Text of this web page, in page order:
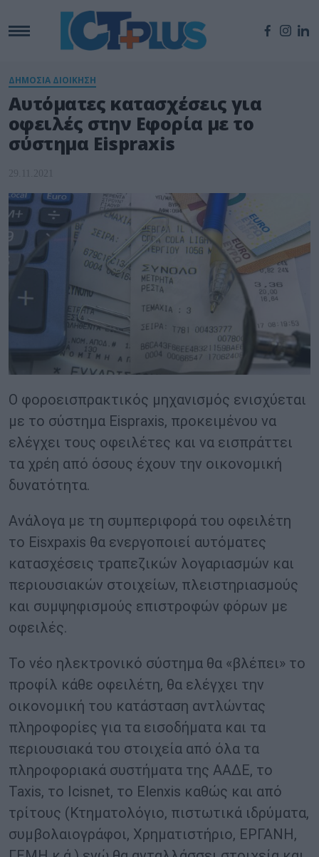
ΔΗΜΟΣΙΑ ΔΙΟΙΚΗΣΗ
Αυτόματες κατασχέσεις για
οφειλές στην Eφορία με το
σύστημα Eispraxis
29.11.2021
Ο φοροεισπρακτικός μηχανισμός ενισχύεται
με το σύστημα Eispraxis, προκειμένου να
ελέγχει τους οφειλέτες και να εισπράττει
τα χρέη από όσους έχουν την οικονομική
δυνατότητα.
Ανάλογα με τη συμπεριφορά του οφειλέτη
το Eisxpaxis θα ενεργοποιεί αυτόματες
κατασχέσεις τραπεζικών λογαριασμών και
περιουσιακών στοιχείων, πλειστηριασμούς
και συμψηφισμούς επιστροφών φόρων με
οφειλές.
Το νέο ηλεκτρονικό σύστημα θα «βλέπει» το
προφίλ κάθε οφειλέτη, θα ελέγχει την
οικονομική του κατάσταση αντλώντας
πληροφορίες για τα εισοδήματα και τα
περιουσιακά του στοιχεία από όλα τα
πληροφοριακά συστήματα της ΑΑΔΕ, το
Taxis, το Icisnet, το Elenxis καθώς και από
τρίτους (Κτηματολόγιο, πιστωτικά ιδρύματα,
συμβολαιογράφοι, Χρηματιστήριο, ΕΡΓΑΝΗ,